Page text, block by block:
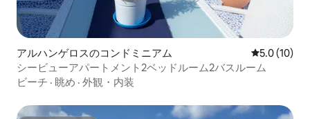
アルハンゲロスのコンドミニアム レビュー10
5.0 (10)
シービューアパートメント2ベッドルーム2バスルーム
ビーチ · 眺め · 外観・内装